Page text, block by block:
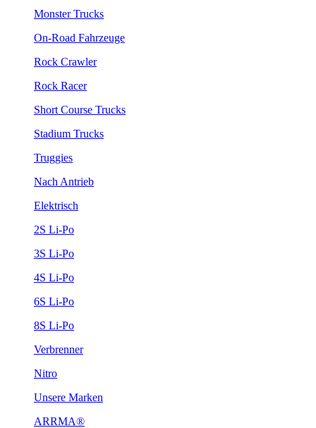
Monster Trucks
On-Road Fahrzeuge
Rock Crawler
Rock Racer
Short Course Trucks
Stadium Trucks
Truggies
Nach Antrieb
Elektrisch
2S Li-Po
3S Li-Po
4S Li-Po
6S Li-Po
8S Li-Po
Verbrenner
Nitro
Unsere Marken
ARRMA®